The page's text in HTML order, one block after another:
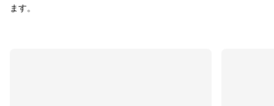
トート＆キューブ
ます。